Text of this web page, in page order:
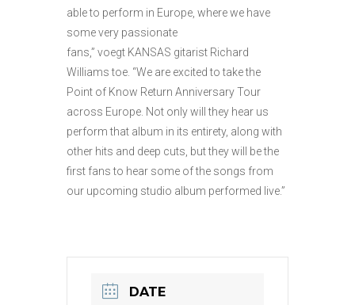
able to perform in Europe, where we have
some very passionate
fans,” voegt KANSAS gitarist Richard
Williams toe. “We are excited to take the
Point of Know Return Anniversary Tour
across Europe. Not only will they hear us
perform that album in its entirety, along with
other hits and deep cuts, but they will be the
first fans to hear some of the songs from
our upcoming studio album performed live.”
DATE